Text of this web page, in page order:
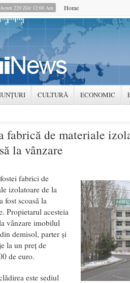
220 Zile 12:00 Am Home
CULTURĂ ECONOMIC
fabrică de materiale
la vânzare
fabrici de
izolatoare de la
fost scoasă la
Propietarul acesteia
vânzare imobilul
demisol, parter şi
la un preţ de
de euro.
este sediul